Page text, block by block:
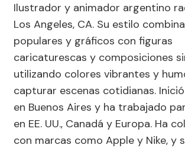
Ilustrador y animador argentino
Los Angeles, CA. Su estilo
populares y gráficos con figuras
caricaturescas y composiciones
utilizando colores vibrantes y
capturar escenas cotidianas.
en Buenos Aires y ha trabajado
en EE. UU., Canadá y Europa. Ha
con marcas como Apple y Nike, y